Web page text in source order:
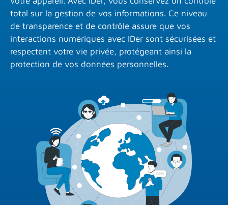
total sur la gestion de vos informations. Ce niveau
de transparence et de contrôle assure que vos
interactions numériques avec IDer sont sécurisées et
respectent votre vie privée, protégeant ainsi la
protection de vos données personnelles.